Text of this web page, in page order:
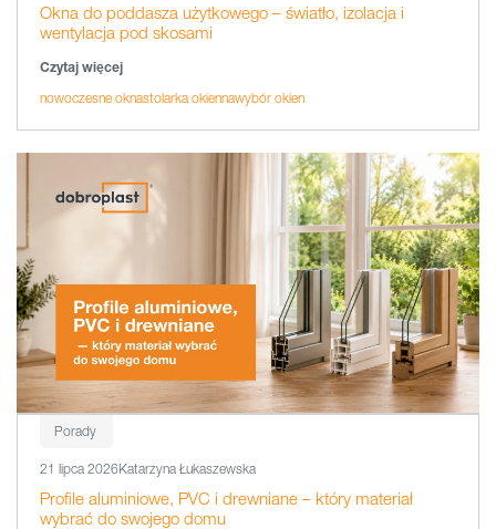
Okna do poddasza użytkowego – światło, izolacja i
wentylacja pod skosami
Czytaj więcej
nowoczesne oknastolarka okiennawybór okien
Porady
21 lipca 2026Katarzyna Łukaszewska
Profile aluminiowe, PVC i drewniane – który materiał
wybrać do swojego domu